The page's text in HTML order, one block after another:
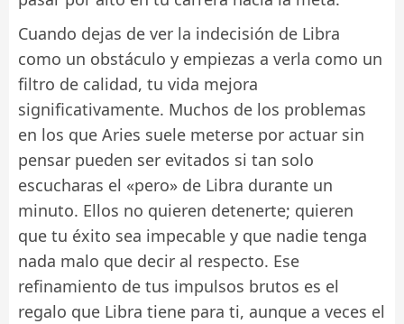
Cuando dejas de ver la indecisión de Libra
como un obstáculo y empiezas a verla como un
filtro de calidad, tu vida mejora
significativamente. Muchos de los problemas
en los que Aries suele meterse por actuar sin
pensar pueden ser evitados si tan solo
escucharas el «pero» de Libra durante un
minuto. Ellos no quieren detenerte; quieren
que tu éxito sea impecable y que nadie tenga
nada malo que decir al respecto. Ese
refinamiento de tus impulsos brutos es el
regalo que Libra tiene para ti, aunque a veces el